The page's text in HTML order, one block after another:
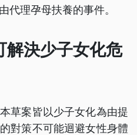
代理孕母扶養的事件。
解決少子女化危
草案皆以少子女化為由提
對策不可能迴避女性身體